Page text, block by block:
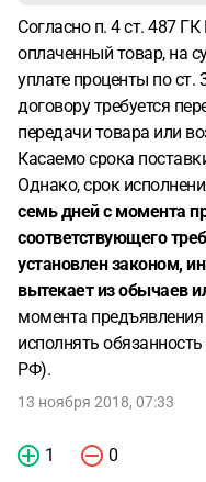
Согласно п. 4 ст. 487
оплаченный товар, на
уплате проценты по ст.
договору требуется
передачи товара или
Касаемо срока
Однако, срок
семь дней с момента
соответствующего
установлен законом,
вытекает из обычаев
момента
исполнять
РФ).
13 ноября 2018, 07:33
1 0